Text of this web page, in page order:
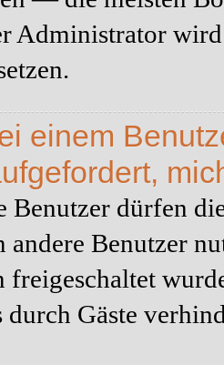
Administrator
einem
Benutzer dürfen
andere Benutzer
durch Gäste